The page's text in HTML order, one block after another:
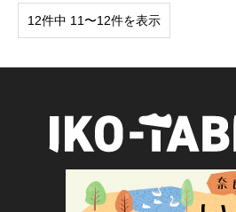
12件中 11〜12件を表示